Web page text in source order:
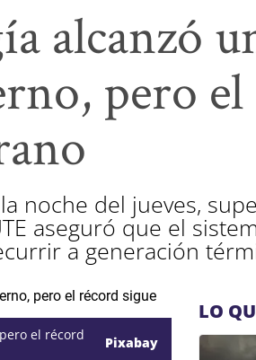
alcanzó
pero
noche del jueves,
aseguró que el
a generación
el récord
Pixabay
LO